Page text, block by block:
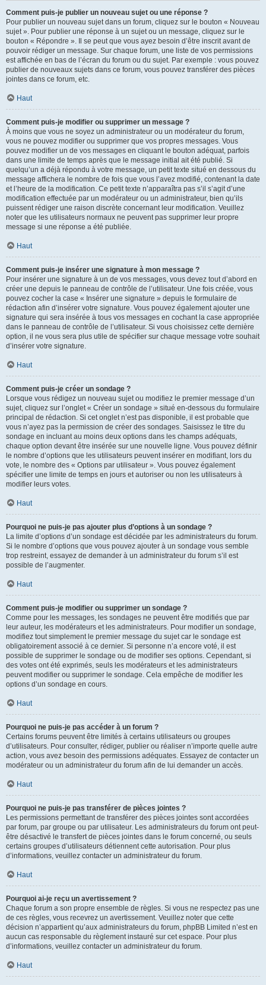
Comment puis-je publier un nouveau sujet ou une réponse ?
Pour publier un nouveau sujet dans un forum, cliquez sur le bouton « Nouveau
sujet ». Pour publier une réponse à un sujet ou un message, cliquez sur le
bouton « Répondre ». Il se peut que vous ayez besoin d’être inscrit avant de
pouvoir rédiger un message. Sur chaque forum, une liste de vos permissions
est affichée en bas de l’écran du forum ou du sujet. Par exemple : vous pouvez
publier de nouveaux sujets dans ce forum, vous pouvez transférer des pièces
jointes dans ce forum, etc.
Haut
Comment puis-je modifier ou supprimer un message ?
À moins que vous ne soyez un administrateur ou un modérateur du forum,
vous ne pouvez modifier ou supprimer que vos propres messages. Vous
pouvez modifier un de vos messages en cliquant le bouton adéquat, parfois
dans une limite de temps après que le message initial ait été publié. Si
quelqu’un a déjà répondu à votre message, un petit texte situé en dessous du
message affichera le nombre de fois que vous l’avez modifié, contenant la date
et l’heure de la modification. Ce petit texte n’apparaîtra pas s’il s’agit d’une
modification effectuée par un modérateur ou un administrateur, bien qu’ils
puissent rédiger une raison discrète concernant leur modification. Veuillez
noter que les utilisateurs normaux ne peuvent pas supprimer leur propre
message si une réponse a été publiée.
Haut
Comment puis-je insérer une signature à mon message ?
Pour insérer une signature à un de vos messages, vous devez tout d’abord en
créer une depuis le panneau de contrôle de l’utilisateur. Une fois créée, vous
pouvez cocher la case « Insérer une signature » depuis le formulaire de
rédaction afin d’insérer votre signature. Vous pouvez également ajouter une
signature qui sera insérée à tous vos messages en cochant la case appropriée
dans le panneau de contrôle de l’utilisateur. Si vous choisissez cette dernière
option, il ne vous sera plus utile de spécifier sur chaque message votre souhait
d’insérer votre signature.
Haut
Comment puis-je créer un sondage ?
Lorsque vous rédigez un nouveau sujet ou modifiez le premier message d’un
sujet, cliquez sur l’onglet « Créer un sondage » situé en-dessous du formulaire
principal de rédaction. Si cet onglet n’est pas disponible, il est probable que
vous n’ayez pas la permission de créer des sondages. Saisissez le titre du
sondage en incluant au moins deux options dans les champs adéquats,
chaque option devant être insérée sur une nouvelle ligne. Vous pouvez définir
le nombre d’options que les utilisateurs peuvent insérer en modifiant, lors du
vote, le nombre des « Options par utilisateur ». Vous pouvez également
spécifier une limite de temps en jours et autoriser ou non les utilisateurs à
modifier leurs votes.
Haut
Pourquoi ne puis-je pas ajouter plus d’options à un sondage ?
La limite d’options d’un sondage est décidée par les administrateurs du forum.
Si le nombre d’options que vous pouvez ajouter à un sondage vous semble
trop restreint, essayez de demander à un administrateur du forum s’il est
possible de l’augmenter.
Haut
Comment puis-je modifier ou supprimer un sondage ?
Comme pour les messages, les sondages ne peuvent être modifiés que par
leur auteur, les modérateurs et les administrateurs. Pour modifier un sondage,
modifiez tout simplement le premier message du sujet car le sondage est
obligatoirement associé à ce dernier. Si personne n’a encore voté, il est
possible de supprimer le sondage ou de modifier ses options. Cependant, si
des votes ont été exprimés, seuls les modérateurs et les administrateurs
peuvent modifier ou supprimer le sondage. Cela empêche de modifier les
options d’un sondage en cours.
Haut
Pourquoi ne puis-je pas accéder à un forum ?
Certains forums peuvent être limités à certains utilisateurs ou groupes
d’utilisateurs. Pour consulter, rédiger, publier ou réaliser n’importe quelle autre
action, vous avez besoin des permissions adéquates. Essayez de contacter un
modérateur ou un administrateur du forum afin de lui demander un accès.
Haut
Pourquoi ne puis-je pas transférer de pièces jointes ?
Les permissions permettant de transférer des pièces jointes sont accordées
par forum, par groupe ou par utilisateur. Les administrateurs du forum ont peut-
être désactivé le transfert de pièces jointes dans le forum concerné, ou seuls
certains groupes d’utilisateurs détiennent cette autorisation. Pour plus
d’informations, veuillez contacter un administrateur du forum.
Haut
Pourquoi ai-je reçu un avertissement ?
Chaque forum a son propre ensemble de règles. Si vous ne respectez pas une
de ces règles, vous recevrez un avertissement. Veuillez noter que cette
décision n’appartient qu’aux administrateurs du forum, phpBB Limited n’est en
aucun cas responsable du règlement instauré sur cet espace. Pour plus
d’informations, veuillez contacter un administrateur du forum.
Haut